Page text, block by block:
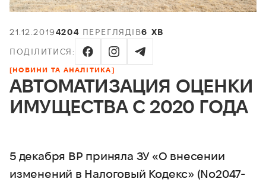
21.12.20194204 ПЕРЕГЛЯДІВ6 ХВ
ПОДІЛИТИСЯ:
[НОВИНИ ТА АНАЛІТИКА]
АВТОМАТИЗАЦИЯ ОЦЕНКИ
ИМУЩЕСТВА С 2020 ГОДА
5 декабря ВР приняла ЗУ «О внесении
изменений в Налоговый Кодекс» (No2047-